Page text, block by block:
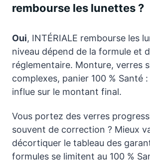
rembourse les lunettes ?
Oui, INTÉRIALE rembourse les
niveau dépend de la formule et
réglementaire. Monture, verres
complexes, panier 100 % Santé
influe sur le montant final.
Vous portez des verres
souvent de correction ? Mieux
décortiquer le tableau des
formules se limitent au 100 %